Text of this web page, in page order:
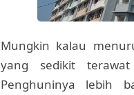
Mungkin kalau
yang sedikit
Penghuninya lebih